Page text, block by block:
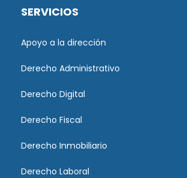
SERVICIOS
Apoyo a la dirección
Derecho Administrativo
Derecho Digital
Derecho Fiscal
Derecho Inmobiliario
Derecho Laboral